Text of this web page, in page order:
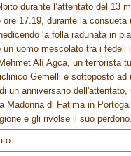
durante l’attentato del 13
17.19, durante la
la folla radunata in
un uomo mescolato tra i
Alì Agca, un terrorista
Gemelli e sottoposto
un anniversario dell'attentato,
Madonna di Fatima in
e gli rivolse il suo